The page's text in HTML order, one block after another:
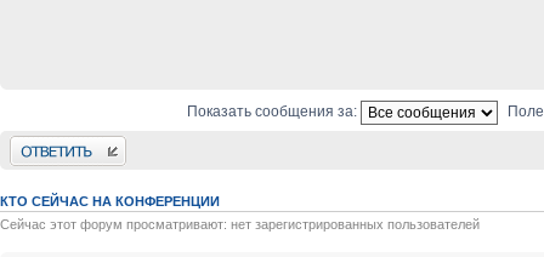
Показать сообщения за:
Ответить
КТО СЕЙЧАС НА КОНФЕРЕНЦИИ
Сейчас этот форум просматривают: нет зарегистрированных пользователей